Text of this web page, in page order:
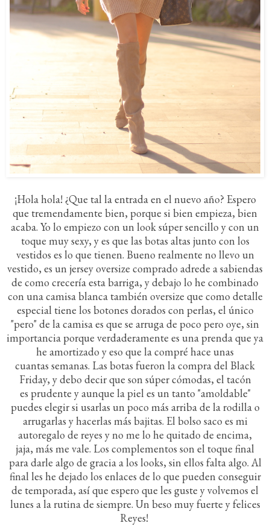
¡Hola hola! ¿Que tal la entrada en el nuevo año? Espero
que tremendamente bien, porque si bien empieza, bien
acaba. Yo lo empiezo con un look súper sencillo y con un
toque muy sexy, y es que las botas altas junto con los
vestidos es lo que tienen. Bueno realmente no llevo un
vestido, es un jersey oversize comprado adrede a sabiendas
de como crecería esta barriga, y debajo lo he combinado
con una camisa blanca también oversize que como detalle
especial tiene los botones dorados con perlas, el único
"pero" de la camisa es que se arruga de poco pero oye, sin
importancia porque verdaderamente es una prenda que ya
he amortizado y eso que la compré hace unas
cuantas semanas. Las botas fueron la compra del Black
Friday, y debo decir que son súper cómodas, el tacón
es prudente y aunque la piel es un tanto "amoldable"
puedes elegir si usarlas un poco más arriba de la rodilla o
arrugarlas y hacerlas más bajitas. El bolso saco es mi
autoregalo de reyes y no me lo he quitado de encima,
jaja, más me vale. Los complementos son el toque final
para darle algo de gracia a los looks, sin ellos falta algo. Al
final les he dejado los enlaces de lo que pueden conseguir
de temporada, así que espero que les guste y volvemos el
lunes a la rutina de siempre. Un beso muy fuerte y felices
Reyes!